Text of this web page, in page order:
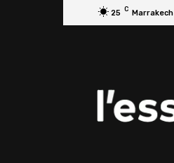
25 C Marrakech